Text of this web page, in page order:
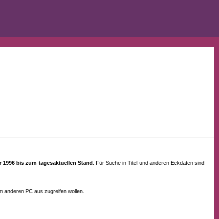
bis zum tagesaktuellen Stand . Für Suche in Titel und anderen Eckdaten sind
anderen PC aus zugreifen wollen.